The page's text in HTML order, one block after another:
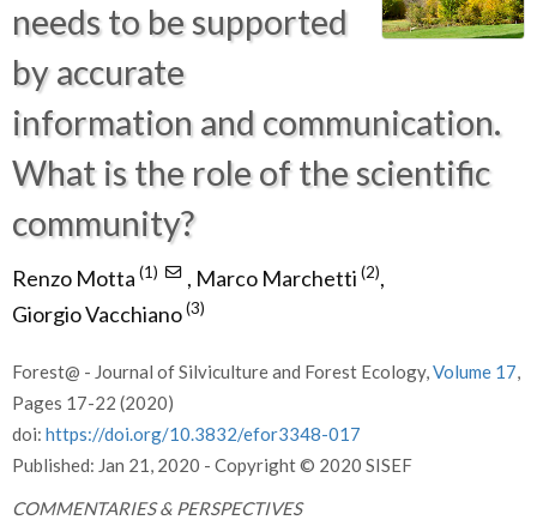
needs to be supported
by accurate
information and communication.
What is the role of the scientific
community?
Renzo Motta (1) , Marco Marchetti (2),
Giorgio Vacchiano(3)
Forest@ - Journal of Silviculture and Forest Ecology,Volume 17,
Pages 17-22 (2020)
doi: https://doi.org/10.3832/efor3348-017
Published: Jan 21, 2020 - Copyright © 2020 SISEF
COMMENTARIES & PERSPECTIVES